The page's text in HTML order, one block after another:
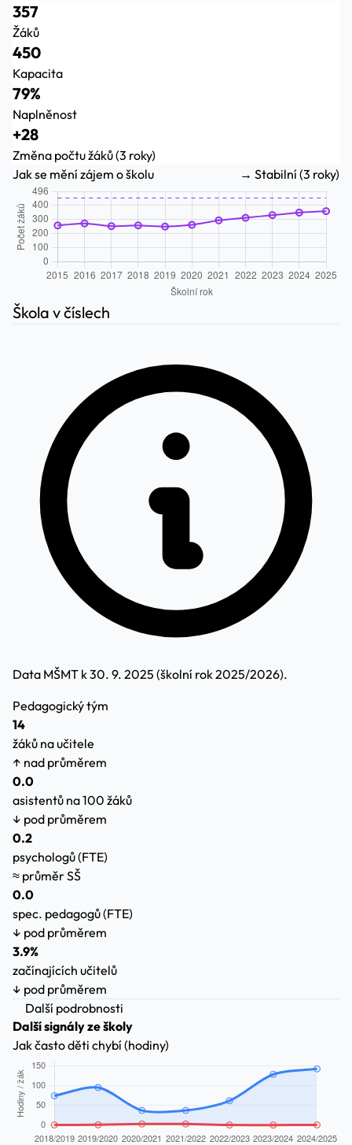
357
Žáků
450
Kapacita
79%
Naplněnost
+28
Změna počtu žáků (3 roky)
Jak se mění zájem o školu
→ Stabilní (3 roky)
Škola v číslech
Data MŠMT k 30. 9. 2025 (školní rok 2025/2026).
Pedagogický tým
14
žáků na učitele
↑ nad průměrem
0.0
asistentů na 100 žáků
↓ pod průměrem
0.2
psychologů (FTE)
≈ průměr SŠ
0.0
spec. pedagogů (FTE)
↓ pod průměrem
3.9%
začínajících učitelů
↓ pod průměrem
Další podrobnosti
Další signály ze školy
Jak často děti chybí (hodiny)